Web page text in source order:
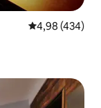
Середня
4,98 (434)